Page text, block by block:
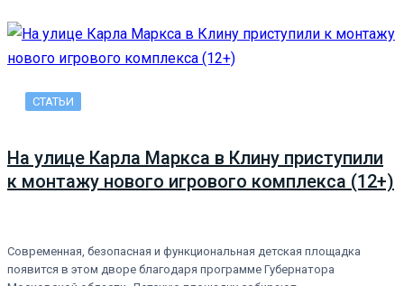
СТАТЬИ
На улице Карла Маркса в Клину приступили
к монтажу нового игрового комплекса (12+)
Современная, безопасная и функциональная детская площадка
появится в этом дворе благодаря программе Губернатора